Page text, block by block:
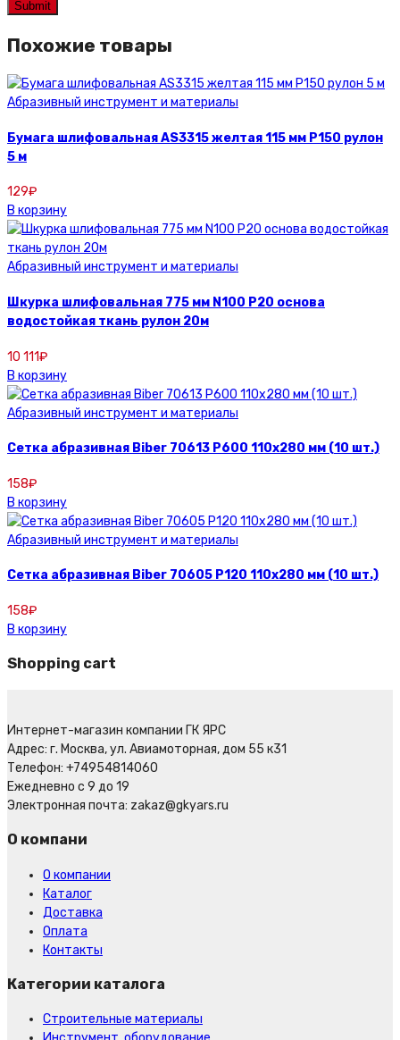
Похожие товары
Абразивный инструмент и материалы
Бумага шлифовальная AS3315 желтая 115 мм Р150 рулон
5 м
129₽
В корзину
Абразивный инструмент и материалы
Шкурка шлифовальная 775 мм N100 Р20 основа
водостойкая ткань рулон 20м
10 111₽
В корзину
Абразивный инструмент и материалы
Сетка абразивная Biber 70613 P600 110х280 мм (10 шт.)
158₽
В корзину
Абразивный инструмент и материалы
Сетка абразивная Biber 70605 P120 110х280 мм (10 шт.)
158₽
В корзину
Shopping cart
Интернет-магазин компании ГК ЯРС
Адрес: г. Москва, ул. Авиамоторная, дом 55 к31
Телефон: +74954814060
Ежедневно с 9 до 19
Электронная почта: zakaz@gkyars.ru
О компани
О компании
Каталог
Доставка
Оплата
Контакты
Категории каталога
Строительные материалы